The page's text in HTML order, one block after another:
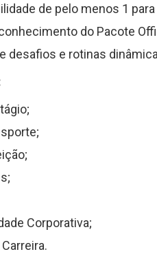
de pelo menos 1
do Pacote
desafios e rotinas
Corporativa;